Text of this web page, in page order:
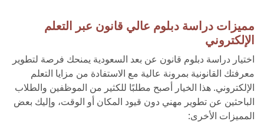
مميزات دراسة دبلوم عالي قانون عبر التعلم
الإلكتروني
اختيار دراسة دبلوم قانون عن بعد السعودية يمنحك فرصة لتطوير
معرفتك القانونية بمرونة عالية مع الاستفادة من مزايا التعلم
الإلكتروني. هذا الخيار أصبح مطلبًا للكثير من الموظفين والطلاب
الباحثين عن تطوير مهني دون قيود المكان أو الوقت، وإليك بعض
المميزات الأخرى: